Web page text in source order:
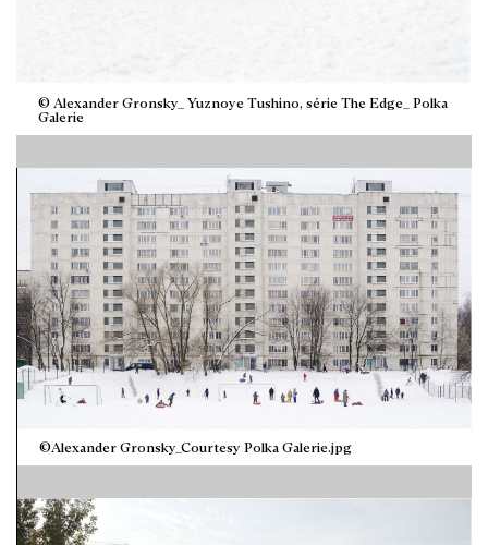
© Alexander Gronsky_ Yuznoye Tushino, série The Edge_ Polka
Galerie
©Alexander Gronsky_Courtesy Polka Galerie.jpg